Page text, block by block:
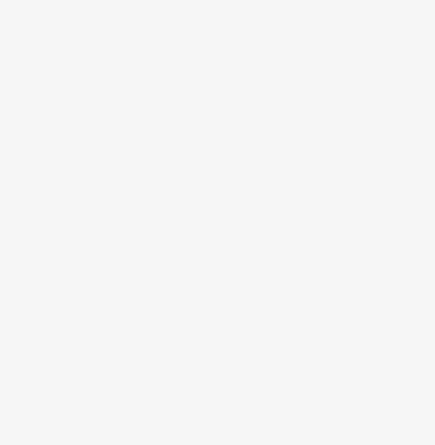
prawo do bycia zapomnianym) na podstawie art. 17
były zebrane lub w inny sposób przetwarzane,
na przetwarzanie danych osobowych, która jest
z prawem,
się z obowiązku wynikającego z przepisów
danych osobowych – na okres
celów, ale osoba, której dane dotyczą,
wobec przetwarzania danych - do czasu ustalenia
RODO, w przypadku gdy łącznie spełnione są
umowy zawartej z osobą, której dane dotyczą lub